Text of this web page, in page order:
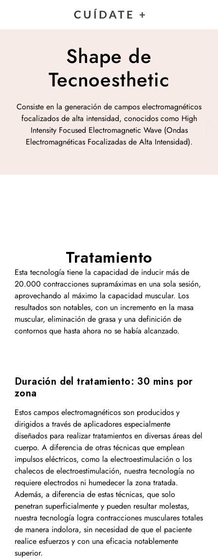
Shape de
Tecnoesthetic
Consiste en la generación de campos electromagnéticos
focalizados de alta intensidad, conocidos como High
Intensity Focused Electromagnetic Wave (Ondas
Electromagnéticas Focalizadas de Alta Intensidad).
Tratamiento
Esta tecnología tiene la capacidad de inducir más de
20.000 contracciones supramáximas en una sola sesión,
aprovechando al máximo la capacidad muscular. Los
resultados son notables, con un incremento en la masa
muscular, eliminación de grasa y una definición de
contornos que hasta ahora no se había alcanzado.
Duración del tratamiento: 30 mins por
zona
Estos campos electromagnéticos son producidos y
dirigidos a través de aplicadores especialmente
diseñados para realizar tratamientos en diversas áreas del
cuerpo. A diferencia de otras técnicas que emplean
impulsos eléctricos, como la electroestimulación o los
chalecos de electroestimulación, nuestra tecnología no
requiere electrodos ni humedecer la zona tratada.
Además, a diferencia de estas técnicas, que solo
penetran superficialmente y pueden resultar molestas,
nuestra tecnología logra contracciones musculares totales
de manera indolora, sin necesidad de que el paciente
realice esfuerzos y con una eficacia notablemente
superior.